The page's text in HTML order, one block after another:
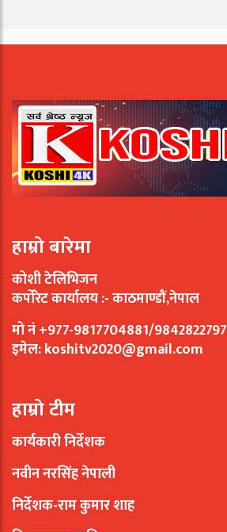
हाम्रो बारेमा
कोशी टेलिभिजन
कर्पोरेट कार्यालय :- काठमाण्डौं,नेपाल
मो नं +977-9817704881/9842822797
इमेल:koshitv2020@gmail.com
हाम्रो टीम
कार्यकारी निर्देशक
नवीन नरसिंह नेपाली
निर्देशक-राम कुमार शाह